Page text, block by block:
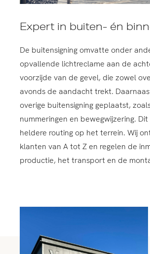
Expert in buiten- én
De buitensigning omvatte onder
opvallende lichtreclame aan de
voorzijde van de gevel, die zowel
avonds de aandacht trekt.
overige buitensigning geplaatst,
nummeringen en bewegwijzering.
heldere routing op het terrein. Wij
klanten van A tot Z en regelen de
productie, het transport en de